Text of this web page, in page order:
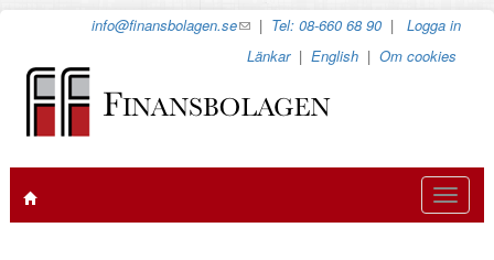
info@finansbolagen.se(link
e-
| Tel: 08-660 68 90 |Logga in
Länkar|English |Om cookies
Toggle